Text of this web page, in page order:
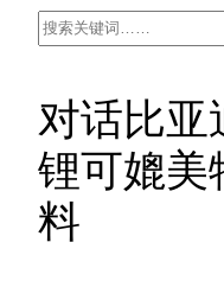
Search
对话比亚
锂可媲美
料